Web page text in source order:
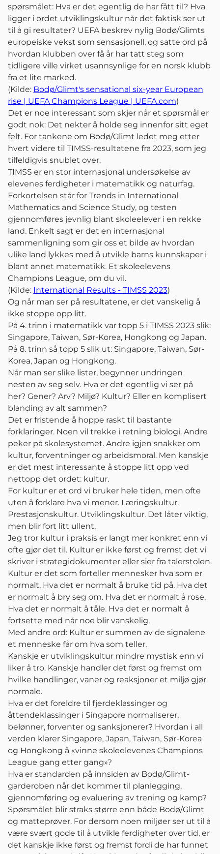
spørsmålet: Hva er det egentlig de har fått til? Hva
ligger i ordet utviklingskultur når det faktisk ser ut
til å gi resultater? UEFA beskrev nylig Bodø/Glimts
europeiske vekst som sensasjonell, og satte ord på
hvordan klubben over få år har tatt steg som
tidligere ville virket usannsynlige for en norsk klubb
fra et lite marked.
(Kilde: Bodø/Glimt's sensational six-year European
rise | UEFA Champions League | UEFA.com)
Det er noe interessant som skjer når et spørsmål er
godt nok: Det nekter å holde seg innenfor sitt eget
felt. For tankene om Bodø/Glimt ledet meg etter
hvert videre til TIMSS-resultatene fra 2023, som jeg
tilfeldigvis snublet over.
TIMSS er en stor internasjonal undersøkelse av
elevenes ferdigheter i matematikk og naturfag.
Forkortelsen står for Trends in International
Mathematics and Science Study, og testen
gjennomføres jevnlig blant skoleelever i en rekke
land. Enkelt sagt er det en internasjonal
sammenligning som gir oss et bilde av hvordan
ulike land lykkes med å utvikle barns kunnskaper i
blant annet matematikk. Et skoleelevens
Champions League, om du vil.
(Kilde: International Results - TIMSS 2023)
Og når man ser på resultatene, er det vanskelig å
ikke stoppe opp litt.
På 4. trinn i matematikk var topp 5 i TIMSS 2023 slik:
Singapore, Taiwan, Sør-Korea, Hongkong og Japan.
På 8. trinn så topp 5 slik ut: Singapore, Taiwan, Sør-
Korea, Japan og Hongkong.
Når man ser slike lister, begynner undringen
nesten av seg selv. Hva er det egentlig vi ser på
her? Gener? Arv? Miljø? Kultur? Eller en komplisert
blanding av alt sammen?
Det er fristende å hoppe raskt til bastante
forklaringer. Noen vil trekke i retning biologi. Andre
peker på skolesystemet. Andre igjen snakker om
kultur, forventninger og arbeidsmoral. Men kanskje
er det mest interessante å stoppe litt opp ved
nettopp det ordet: kultur.
For kultur er et ord vi bruker hele tiden, men ofte
uten å forklare hva vi mener. Læringskultur.
Prestasjonskultur. Utviklingskultur. Det låter viktig,
men blir fort litt ullent.
Jeg tror kultur i praksis er langt mer konkret enn vi
ofte gjør det til. Kultur er ikke først og fremst det vi
skriver i strategidokumenter eller sier fra talerstolen.
Kultur er det som forteller mennesker hva som er
normalt. Hva det er normalt å bruke tid på. Hva det
er normalt å bry seg om. Hva det er normalt å rose.
Hva det er normalt å tåle. Hva det er normalt å
fortsette med når noe blir vanskelig.
Med andre ord: Kultur er summen av de signalene
et menneske får om hva som teller.
Kanskje er utviklingskultur mindre mystisk enn vi
liker å tro. Kanskje handler det først og fremst om
hvilke handlinger, vaner og reaksjoner et miljø gjør
normale.
Hva er det foreldre til fjerdeklassinger og
åttendeklassinger i Singapore normaliserer,
belønner, forventer og sanksjonerer? Hvordan i all
verden klarer Singapore, Japan, Taiwan, Sør-Korea
og Hongkong å «vinne skoleelevenes Champions
League gang etter gang»?
Hva er standarden på innsiden av Bodø/Glimt-
garderoben når det kommer til planlegging,
gjennomføring og evaluering av trening og kamp?
Spørsmålet blir straks større enn både Bodø/Glimt
og matteprøver. For dersom noen miljøer ser ut til å
være svært gode til å utvikle ferdigheter over tid, er
det kanskje ikke først og fremst fordi de har funnet